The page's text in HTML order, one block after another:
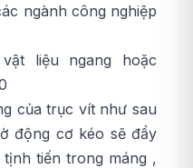
ngành công nghiệp
liệu ngang hoặc
của trục vít như sau
động cơ kéo sẽ đẩy
tiến trong máng ,